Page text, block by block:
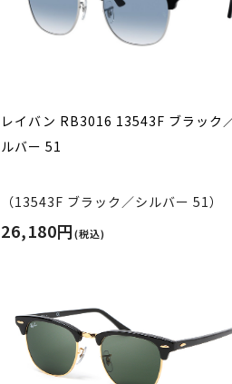
レイバン RB3016 13543F ブラック
ルバー 51
（13543F ブラック／シルバー 51）
26,180円(税込)